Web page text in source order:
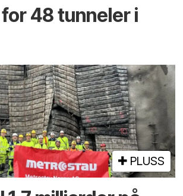
48 tunneler i
PLUSS